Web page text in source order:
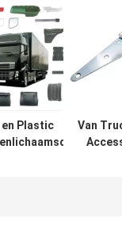
Plastic
Van